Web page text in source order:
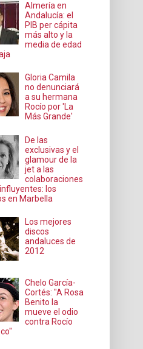
Almería en
Andalucía: el
PIB per cápita
más alto y la
media de edad
Gloria Camila
no denunciará
a su hermana
Rocío por 'La
Más Grande'
De las
exclusivas y el
glamour de la
jet a las
colaboraciones
los
en Marbella
Los mejores
discos
andaluces de
2012
Chelo García-
Cortés: "A Rosa
Benito la
mueve el odio
contra Rocío